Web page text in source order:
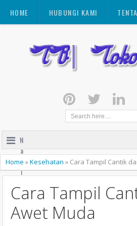
HOME HUBUNGI KAMI
N
a
v
i
a
i
Home »Kesehatan » Cara Tampil Cantik
Cara Tampil
Awet Muda